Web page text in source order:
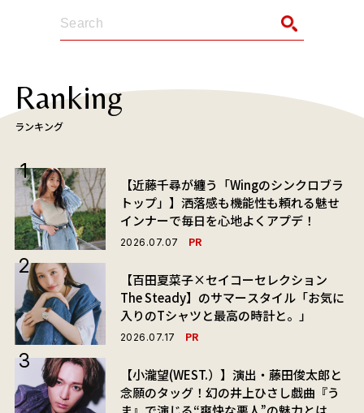
Ranking
ランキング
【近藤千尋が纏う「Wingのシンクロブラ
トップ」】洒落感も機能性も頼れる魅せ
インナーで毎日を心地よくアプデ！
2026.07.07 PR
【百田夏菜子×セイコーセレクション
The Steady】のサマースタイル「お気に
入りのTシャツと最高の時計と。」
2026.07.17 PR
【小瀧望(WEST.）】演出・藤田俊太郎と
念願のタッグ！幻の井上ひさし戯曲『う